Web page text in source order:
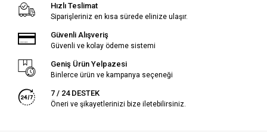
Hızlı Teslimat
Siparişleriniz en kısa sürede elinize ulaşır.
Güvenli Alışveriş
Güvenli ve kolay ödeme sistemi
Geniş Ürün Yelpazesi
Binlerce ürün ve kampanya seçeneği
7 / 24 DESTEK
Öneri ve şikayetlerinizi bize iletebilirsiniz.